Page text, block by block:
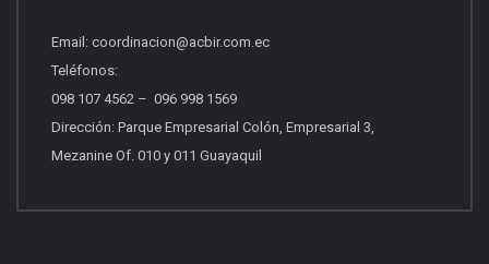
Beneficios del socio
Quiero vender propiedades
Email: coordinacion@acbir.com.ec
Teléfonos:
098 107 4562 – 096 998 1569
Dirección: Parque Empresarial Colón, Empresarial 3,
Mezanine Of. 010 y 011 Guayaquil